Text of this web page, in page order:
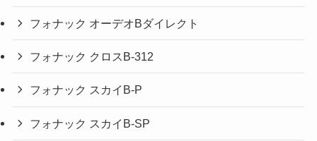
フォナック オーデオBダイレクト
フォナック クロスB-312
フォナック スカイB-P
フォナック スカイB-SP